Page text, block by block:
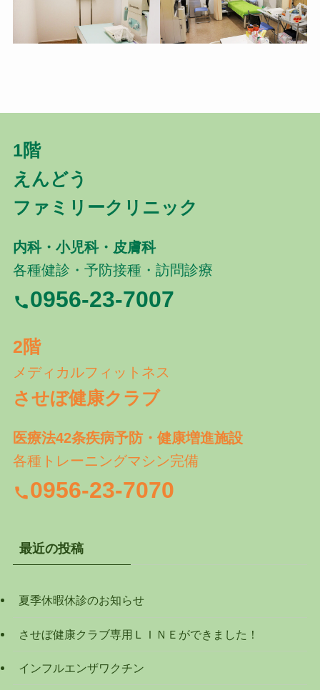
1階
えんどう
ファミリークリニック
内科・小児科・皮膚科
各種健診・予防接種・訪問診療
0956-23-7007
2階
メディカルフィットネス
させぼ健康クラブ
医療法42条疾病予防・健康増進施設
各種トレーニングマシン完備
0956-23-7070
最近の投稿
夏季休暇休診のお知らせ
させぼ健康クラブ専用ＬＩＮＥができました！
インフルエンザワクチン